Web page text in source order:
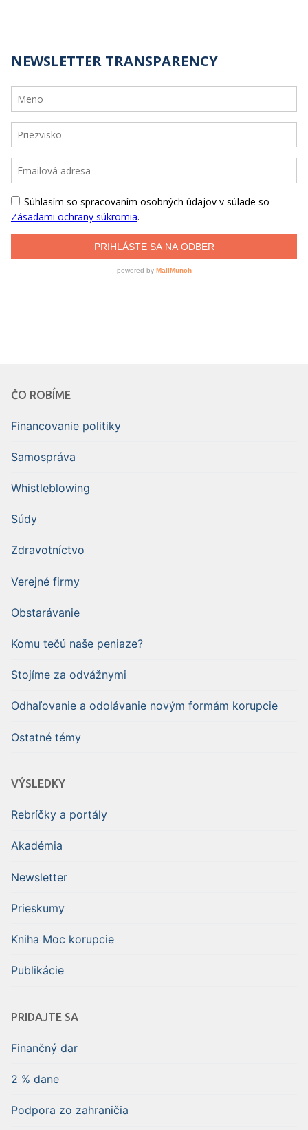
ČO ROBÍME
Financovanie politiky
Samospráva
Whistleblowing
Súdy
Zdravotníctvo
Verejné firmy
Obstarávanie
Komu tečú naše peniaze?
Stojíme za odvážnymi
Odhaľovanie a odolávanie novým formám korupcie
Ostatné témy
VÝSLEDKY
Rebríčky a portály
Akadémia
Newsletter
Prieskumy
Kniha Moc korupcie
Publikácie
PRIDAJTE SA
Finančný dar
2 % dane
Podpora zo zahraničia